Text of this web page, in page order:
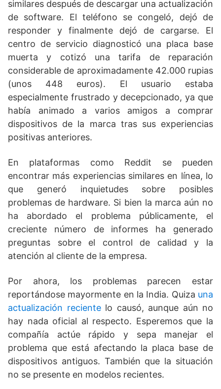
similares después de descargar una actualización
de software. El teléfono se congeló, dejó de
responder y finalmente dejó de cargarse. El
centro de servicio diagnosticó una placa base
muerta y cotizó una tarifa de reparación
considerable de aproximadamente 42.000 rupias
(unos 448 euros). El usuario estaba
especialmente frustrado y decepcionado, ya que
había animado a varios amigos a comprar
dispositivos de la marca tras sus experiencias
positivas anteriores.
En plataformas como Reddit se pueden
encontrar más experiencias similares en línea, lo
que generó inquietudes sobre posibles
problemas de hardware. Si bien la marca aún no
ha abordado el problema públicamente, el
creciente número de informes ha generado
preguntas sobre el control de calidad y la
atención al cliente de la empresa.
Por ahora, los problemas parecen estar
reportándose mayormente en la India. Quiza una
actualización recientelo causó, aunque aún no
hay nada oficial al respecto. Esperemos que la
compañía actúe rápido y sepa manejar el
problema que está afectando la placa base de
dispositivos antiguos. También que la situación
no se presente en modelos recientes.